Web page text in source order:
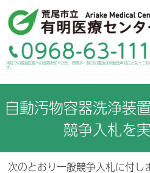
当院での救急医療への支障を防ぐため、時間外・休日の電話は自動音声対応となってお
す。
HOME › お知らせ › 入札情報 › 自動汚物
札を実施します
自動汚物容器洗浄装
競争入札を
次のとおり一般競争入札に付し